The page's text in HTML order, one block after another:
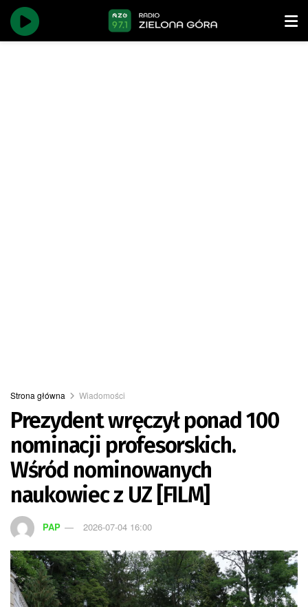
Strona główna Wiadomości
Prezydent wręczył ponad 100
nominacji profesorskich.
Wśród nominowanych
naukowiec z UZ [FILM]
PAP 2026-07-04 16:00